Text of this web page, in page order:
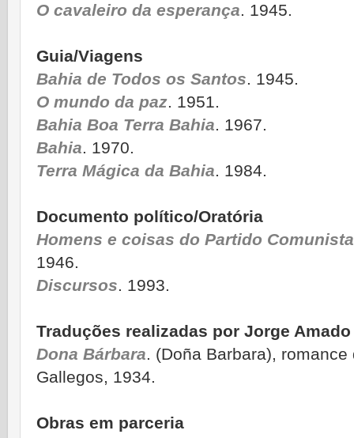
O cavaleiro da esperança. 1945.
Guia/Viagens
Bahia de Todos os Santos. 1945.
O mundo da paz. 1951.
Bahia Boa Terra Bahia. 1967.
Bahia. 1970.
Terra Mágica da Bahia. 1984.
Documento político/Oratória
Homens e coisas do Partido Comunista
1946.
Discursos. 1993.
Traduções realizadas por Jorge Amado
Dona Bárbara. (Doña Barbara),
Gallegos, 1934.
Obras em parceria